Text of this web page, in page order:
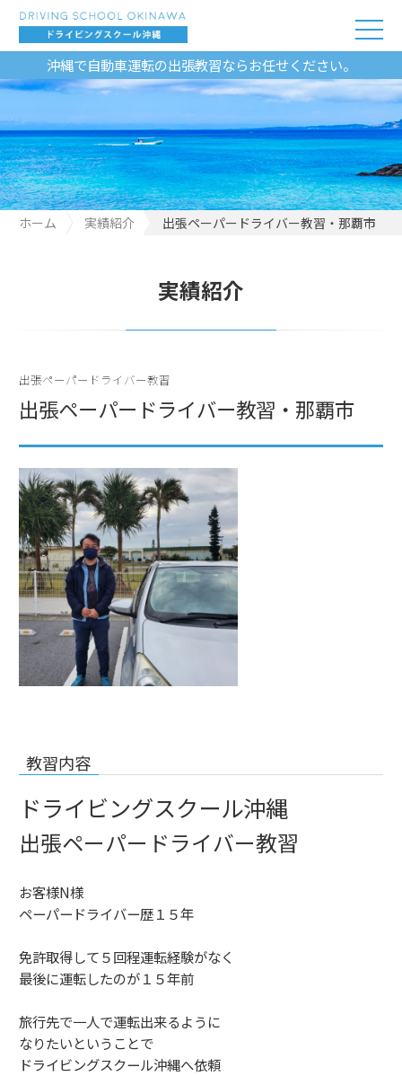
沖縄で自動車運転の出張教習ならお任せください。
ホーム 実績紹介 出張ペーパードライバー教習・那覇市
実績紹介
出張ペーパードライバー教習
出張ペーパードライバー教習・那覇市
教習内容
ドライビングスクール沖縄
出張ペーパードライバー教習
お客様N様
ペーパードライバー歴１５年
免許取得して５回程運転経験がなく
最後に運転したのが１５年前
旅行先で一人で運転出来るように
なりたいということで
ドライビングスクール沖縄へ依頼